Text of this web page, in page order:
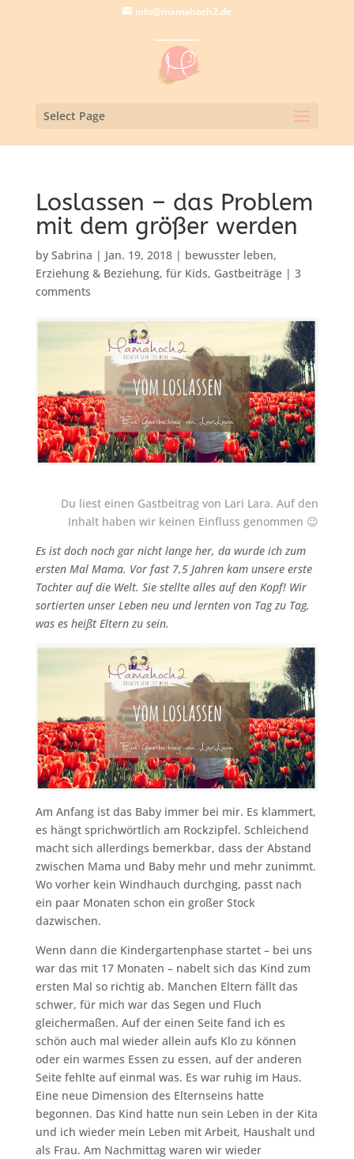
info@mamahoch2.de
Select Page
Loslassen – das Problem
mit dem größer werden
by Sabrina | Jan. 19, 2018| bewusster leben,
Erziehung & Beziehung, für Kids, Gastbeiträge| 3
comments
Du liest einen Gastbeitrag von Lari Lara. Auf den
Inhalt haben wir keinen Einfluss genommen 😉
Es ist doch noch gar nicht lange her, da wurde ich zum
ersten Mal Mama. Vor fast 7,5 Jahren kam unsere erste
Tochter auf die Welt. Sie stellte alles auf den Kopf! Wir
sortierten unser Leben neu und lernten von Tag zu Tag,
was es heißt Eltern zu sein.
Am Anfang ist das Baby immer bei mir. Es klammert,
es hängt sprichwörtlich am Rockzipfel. Schleichend
macht sich allerdings bemerkbar, dass der Abstand
zwischen Mama und Baby mehr und mehr zunimmt.
Wo vorher kein Windhauch durchging, passt nach
ein paar Monaten schon ein großer Stock
dazwischen.
Wenn dann die Kindergartenphase startet – bei uns
war das mit 17 Monaten – nabelt sich das Kind zum
ersten Mal so richtig ab. Manchen Eltern fällt das
schwer, für mich war das Segen und Fluch
gleichermaßen. Auf der einen Seite fand ich es
schön auch mal wieder allein aufs Klo zu können
oder ein warmes Essen zu essen, auf der anderen
Seite fehlte auf einmal was. Es war ruhig im Haus.
Eine neue Dimension des Elternseins hatte
begonnen. Das Kind hatte nun sein Leben in der Kita
und ich wieder mein Leben mit Arbeit, Haushalt und
als Frau. Am Nachmittag waren wir wieder